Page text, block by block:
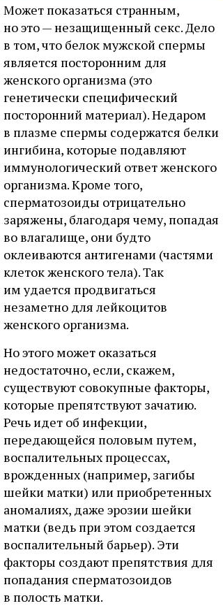
Может показаться странным,
но это — незащищенный секс. Дело
в том, что белок мужской спермы
является посторонним для
женского организма (это
генетически специфический
посторонний материал). Недаром
в плазме спермы содержатся белки
ингибина, которые подавляют
иммунологический ответ женского
организма. Кроме того,
сперматозоиды отрицательно
заряжены, благодаря чему, попадая
во влагалище, они будто
оклеиваются антигенами (частями
клеток женского тела). Так
им удается продвигаться
незаметно для лейкоцитов
женского организма.
Но этого может оказаться
недостаточно, если, скажем,
существуют совокупные факторы,
которые препятствуют зачатию.
Речь идет об инфекции,
передающейся половым путем,
воспалительных процессах,
врожденных (например, загибы
шейки матки) или приобретенных
аномалиях, даже эрозии шейки
матки (ведь при этом создается
воспалительный барьер). Эти
факторы создают препятствия для
попадания сперматозоидов
в полость матки.